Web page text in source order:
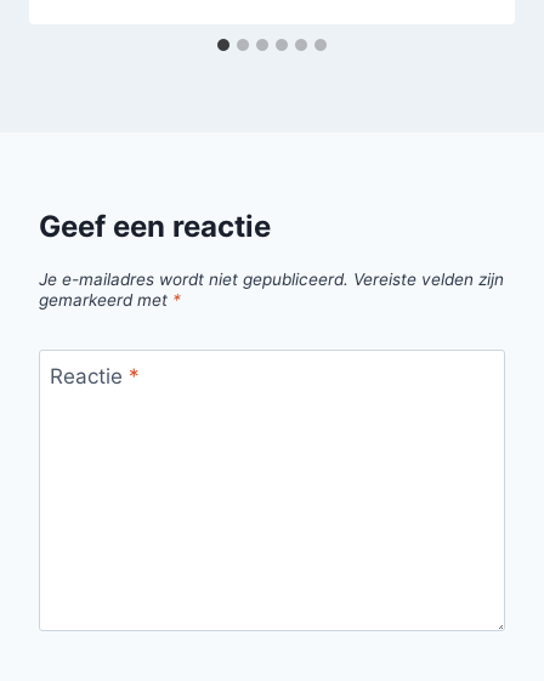
Geef een reactie
Je e-mailadres wordt niet gepubliceerd. Vereiste velden zijn
gemarkeerd met *
Reactie *